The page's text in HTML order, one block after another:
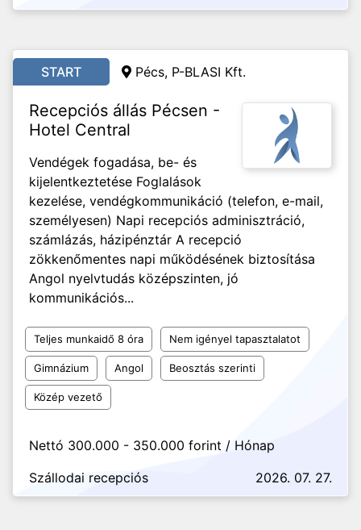
START Pécs, P-BLASI Kft.
Recepciós állás Pécsen -
Hotel Central
Vendégek fogadása, be- és
kijelentkeztetése Foglalások
kezelése, vendégkommunikáció (telefon, e-mail,
személyesen) Napi recepciós adminisztráció,
számlázás, házipénztár A recepció
zökkenőmentes napi működésének biztosítása
Angol nyelvtudás középszinten, jó
kommunikációs...
Teljes munkaidő 8 óra Nem igényel tapasztalatot
Gimnázium Angol Beosztás szerinti
Közép vezető
Nettó 300.000 - 350.000 forint / Hónap
Szállodai recepciós
2026. 07. 27.